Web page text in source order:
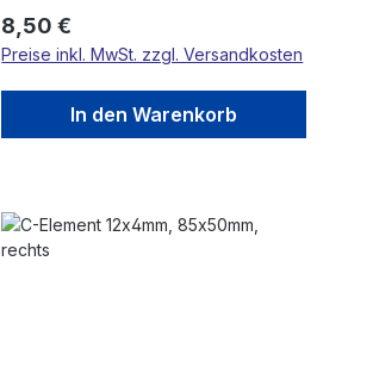
Regulärer Preis:
8,50 €
Preise inkl. MwSt. zzgl. Versandkosten
In den Warenkorb